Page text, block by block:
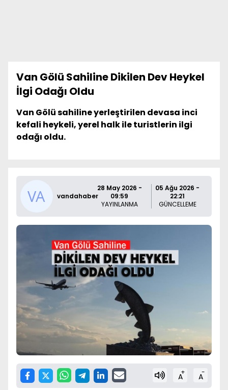
Van Gölü Sahiline Dikilen Dev Heykel
İlgi Odağı Oldu
Van Gölü sahiline yerleştirilen devasa inci
kefali heykeli, yerel halk ile turistlerin ilgi
odağı oldu.
vandahaber
28 May 2026 -
09:59
YAYINLANMA
05 Ağu 2026 -
22:21
GÜNCELLEME
A+ A-